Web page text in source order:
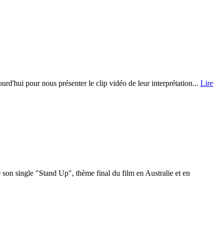
pour nous présenter le clip vidéo de leur interprétation... Lire
single "Stand Up", thème final du film en Australie et en